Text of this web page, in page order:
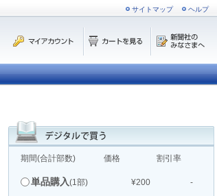
サイトマップ ヘルプ
期間(合計部数) 価格 割引率
単品購入(1部) ¥200 -